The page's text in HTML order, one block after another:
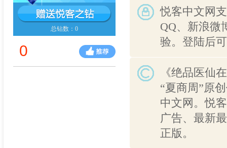
总钻数：0
0
悦客中文网
QQ、新浪微
验。登陆后
《绝品医仙
“夏商周”原
中文网。悦
广告、最新
正版。